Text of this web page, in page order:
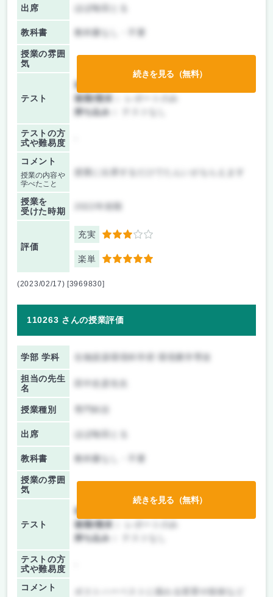
出席 ほぼ毎回とる
教科書 教科書なし・不要
授業の雰囲
気
テスト
前期/中間：
後期/期末：
持ち込み：
テストの方
式や難易度
コメント
授業の内容や
学べたこと
授業を
受けた時期
評価
充実 3
楽単 5
続きを見る（無料）
(2023/02/17) [3969830]
110263 さんの授業評価
学部 学科 生物資源環境科学府 環境農学専攻
担当の先生
名
授業種別
出席 ほぼ毎回とる
教科書 教科書なし・不要
授業の雰囲
気
テスト
前期/中間：
後期/期末：
持ち込み：
テストの方
式や難易度
コメント
続きを見る（無料）